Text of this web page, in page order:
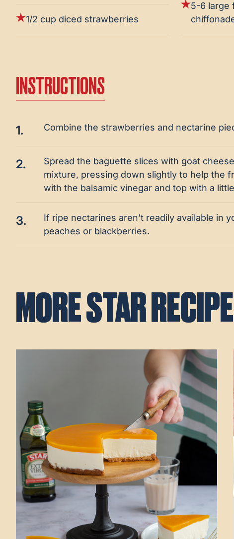
1/2 cup diced strawberries
5-6 large
INSTRUCTIONS
1. Combine the strawberries and nectarine
2.
Spread the baguette slices with goat
mixture, pressing down slightly to help the
with the balsamic vinegar and top with a
3.
If ripe nectarines aren’t readily available in
peaches or blackberries.
MORE STAR